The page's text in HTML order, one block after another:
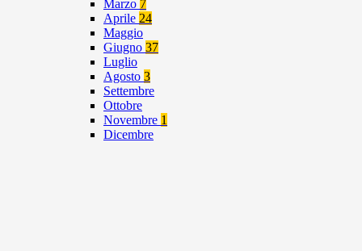
Marzo 7
Aprile 24
Maggio
Giugno 37
Luglio
Agosto 3
Settembre
Ottobre
Novembre 1
Dicembre